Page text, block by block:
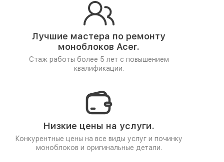
Лучшие мастера по ремонту
моноблоков Acer.
Стаж работы более 5 лет с повышением
квалификации.
Низкие цены на услуги.
Конкурентные цены на все виды услуг и починку
моноблоков и оригинальные детали.